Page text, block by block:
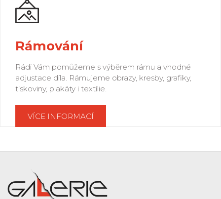
Rámování
Rádi Vám pomůžeme s výběrem rámu a vhodné
adjustace díla. Rámujeme obrazy, kresby, grafiky,
tiskoviny, plakáty i textílie.
VÍCE INFORMACÍ